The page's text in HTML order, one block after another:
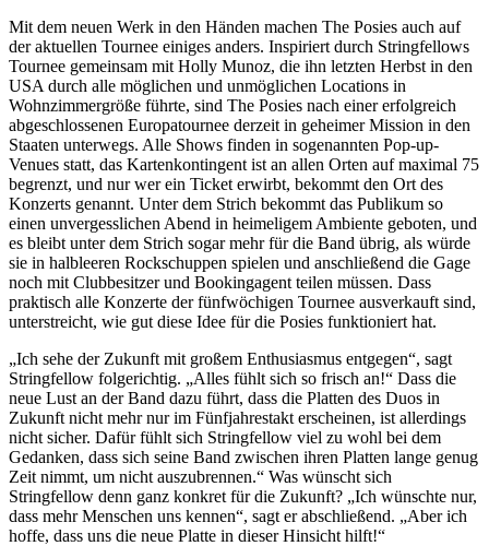
Mit dem neuen Werk in den Händen machen The Posies auch auf
der aktuellen Tournee einiges anders. Inspiriert durch Stringfellows
Tournee gemeinsam mit Holly Munoz, die ihn letzten Herbst in den
USA durch alle möglichen und unmöglichen Locations in
Wohnzimmergröße führte, sind The Posies nach einer erfolgreich
abgeschlossenen Europatournee derzeit in geheimer Mission in den
Staaten unterwegs. Alle Shows finden in sogenannten Pop-up-
Venues statt, das Kartenkontingent ist an allen Orten auf maximal 75
begrenzt, und nur wer ein Ticket erwirbt, bekommt den Ort des
Konzerts genannt. Unter dem Strich bekommt das Publikum so
einen unvergesslichen Abend in heimeligem Ambiente geboten, und
es bleibt unter dem Strich sogar mehr für die Band übrig, als würde
sie in halbleeren Rockschuppen spielen und anschließend die Gage
noch mit Clubbesitzer und Bookingagent teilen müssen. Dass
praktisch alle Konzerte der fünfwöchigen Tournee ausverkauft sind,
unterstreicht, wie gut diese Idee für die Posies funktioniert hat.
„Ich sehe der Zukunft mit großem Enthusiasmus entgegen“, sagt
Stringfellow folgerichtig. „Alles fühlt sich so frisch an!“ Dass die
neue Lust an der Band dazu führt, dass die Platten des Duos in
Zukunft nicht mehr nur im Fünfjahrestakt erscheinen, ist allerdings
nicht sicher. Dafür fühlt sich Stringfellow viel zu wohl bei dem
Gedanken, dass sich seine Band zwischen ihren Platten lange genug
Zeit nimmt, um nicht auszubrennen.“ Was wünscht sich
Stringfellow denn ganz konkret für die Zukunft? „Ich wünschte nur,
dass mehr Menschen uns kennen“, sagt er abschließend. „Aber ich
hoffe, dass uns die neue Platte in dieser Hinsicht hilft!“